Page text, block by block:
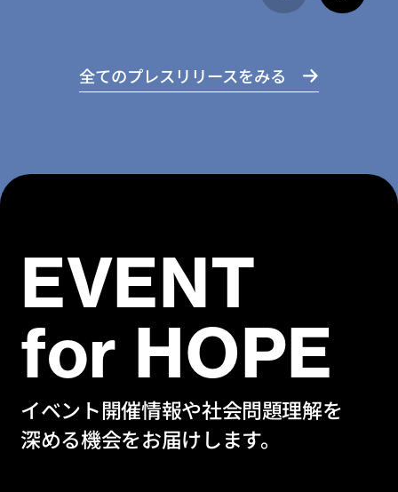
全てのプレスリリースをみる
EVENT
for HOPE
イベント開催情報や社会問題理解を
深める機会をお届けします。